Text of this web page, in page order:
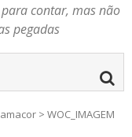
contar, mas não
pegadas
> WOC_IMAGEM